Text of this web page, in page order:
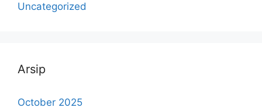
Uncategorized
Arsip
October 2025